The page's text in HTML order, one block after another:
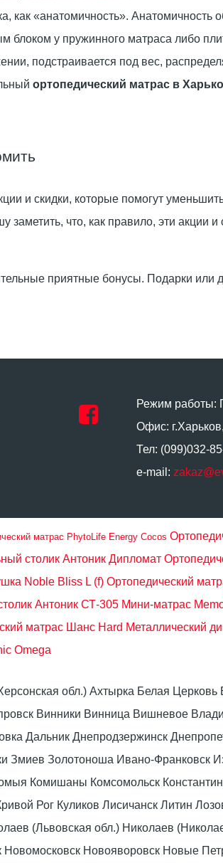
как «анатомичность».
у пружинного матраса либо
подстраивается под вес,
ортопедический матрас в
и скидки, которые помогут
что, как правило, эти акции
приятные бонусы. Подарки или
Режим работы:
Офис:
Тел: (099)032-
e-mail:
матрас PhytoLife Energy Cocos
столик Антоник Дипломат
Noble Bliss L (f) Ортопедический
Антоник СТ-305 Мини-матрас
матрас Шанс Hard Металлический
Omega
обл.) Ахтырка Белая
Винники Винница Вишневое
Дальник Днепродзержинск
Змиев Золотоноша Ивано-
Комишаны Комсомольск
Рог Куликов Лисичанск Литин
(Львовская обл.) Николаев
Новомосковск Новояворовск Новые